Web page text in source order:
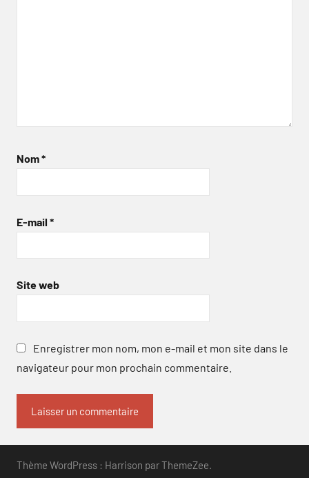
Nom*
E-mail *
Site web
Enregistrer mon nom, mon e-mail et mon site dans le
navigateur pour mon prochain commentaire.
Thème WordPress : Harrison par ThemeZee.